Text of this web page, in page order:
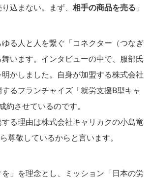
込まない。まず、 相手の商品を売る 」
る人と人を繋ぐ「コネクター（つなぎ
います。インタビューの中で、服部氏
かしました。自身が加盟する株式会社
るフランチャイズ「就労支援B型キャ
約させているのです。
る理由は株式会社キャリカクの小島竜
尊敬しているからと言います。
を」を理念とし、ミッション「日本の労